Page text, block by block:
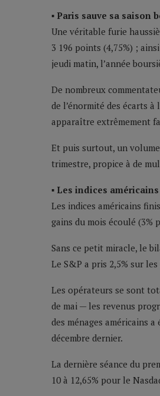
▪ Paris sauve sa saison
Une véritable furie
3 196 points (4,75%) ;
jeudi matin, l’année
De nombreux
de l’énormité des écarts
apparaître extrêmement
Et puis surtout, un volume
trimestre, propice à de
▪ Les indices
Les indices américains
gains du mois écoulé (3%
Sans ce petit miracle, le
Le S&P a pris 2,5% sur
Les opérateurs se sont
de mai — les revenus
des ménages américains
décembre dernier.
La dernière séance du
10 à 12,65% pour le